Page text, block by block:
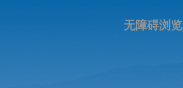
无障碍浏览